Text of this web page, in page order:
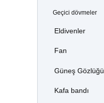
Geçici dövmeler
Eldivenler
Fan
Güneş Gözlüğü
Kafa bandı